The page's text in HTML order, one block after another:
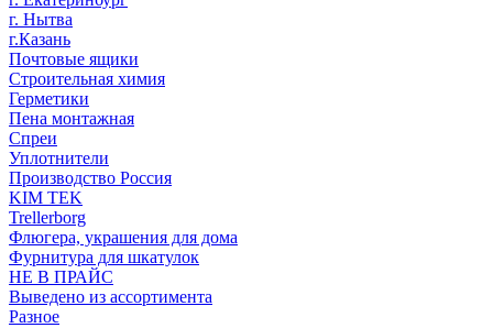
г. Нытва
г.Казань
Почтовые ящики
Строительная химия
Герметики
Пена монтажная
Спреи
Уплотнители
Производство Россия
KIM TEK
Trellerborg
Флюгера, украшения для дома
Фурнитура для шкатулок
НЕ В ПРАЙС
Выведено из ассортимента
Разное